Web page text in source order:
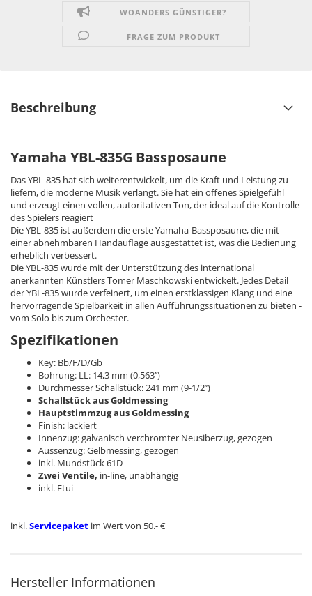
WOANDERS GÜNSTIGER?
FRAGE ZUM PRODUKT
Beschreibung
Yamaha YBL-835G Bassposaune
Das YBL-835 hat sich weiterentwickelt, um die Kraft und Leistung zu
liefern, die moderne Musik verlangt. Sie hat ein offenes Spielgefühl
und erzeugt einen vollen, autoritativen Ton, der ideal auf die Kontrolle
des Spielers reagiert
Die YBL-835 ist außerdem die erste Yamaha-Bassposaune, die mit
einer abnehmbaren Handauflage ausgestattet ist, was die Bedienung
erheblich verbessert.
Die YBL-835 wurde mit der Unterstützung des international
anerkannten Künstlers Tomer Maschkowski entwickelt. Jedes Detail
der YBL-835 wurde verfeinert, um einen erstklassigen Klang und eine
hervorragende Spielbarkeit in allen Aufführungssituationen zu bieten -
vom Solo bis zum Orchester.
Spezifikationen
Key: Bb/F/D/Gb
Bohrung: LL: 14,3 mm (0,563’’)
Durchmesser Schallstück: 241 mm (9-1/2’’)
Schallstück aus Goldmessing
Hauptstimmzug aus Goldmessing
Finish: lackiert
Innenzug: galvanisch verchromter Neusiberzug, gezogen
Aussenzug: Gelbmessing, gezogen
inkl. Mundstück 61D
Zwei Ventile, in-line, unabhängig
inkl. Etui
inkl.Servicepaket im Wert von 50.- €
Hersteller Informationen